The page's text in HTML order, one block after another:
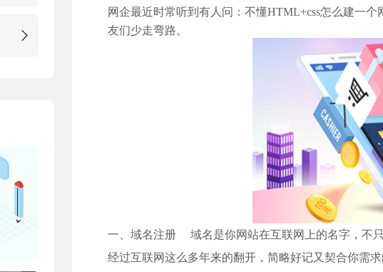
网企最近时常听到有人问：不懂HTML+css怎么建一个
友们少走弯路。
一、域名注册 域名是你网站在互联网上的名字，不
经过互联网这么多年来的翻开，简略好记又契合你